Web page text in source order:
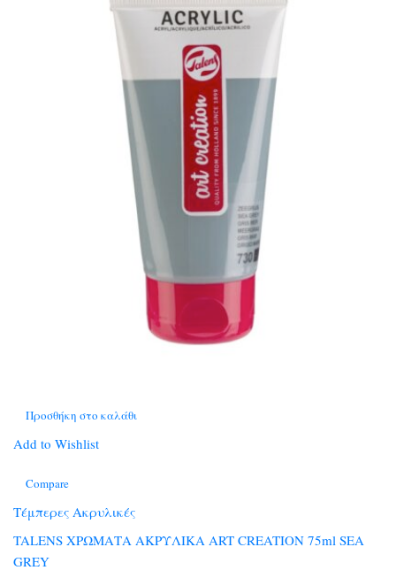
Προσθήκη στο καλάθι
Add to Wishlist
Compare
Τέμπερες Ακρυλικές
TALENS ΧΡΩΜΑΤΑ ΑΚΡΥΛΙΚΑ ART CREATION 75ml SEA
GREY